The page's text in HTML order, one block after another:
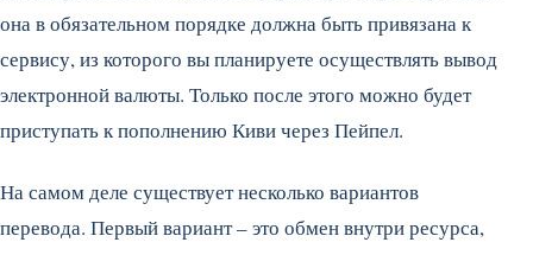
она в обязательном порядке должна быть привязана к
сервису, из которого вы планируете осуществлять вывод
электронной валюты. Только после этого можно будет
приступать к пополнению Киви через Пейпел.
На самом деле существует несколько вариантов
перевода. Первый вариант – это обмен внутри ресурса,